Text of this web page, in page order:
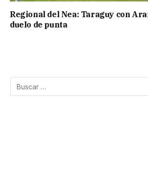
Regional del Nea: Taraguy con
duelo de punta